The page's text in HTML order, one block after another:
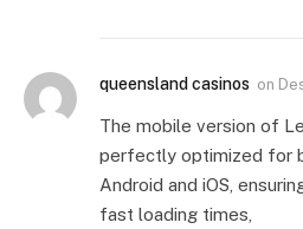
queensland casinos on
The mobile version of
perfectly optimized for
Android and iOS,
fast loading times,